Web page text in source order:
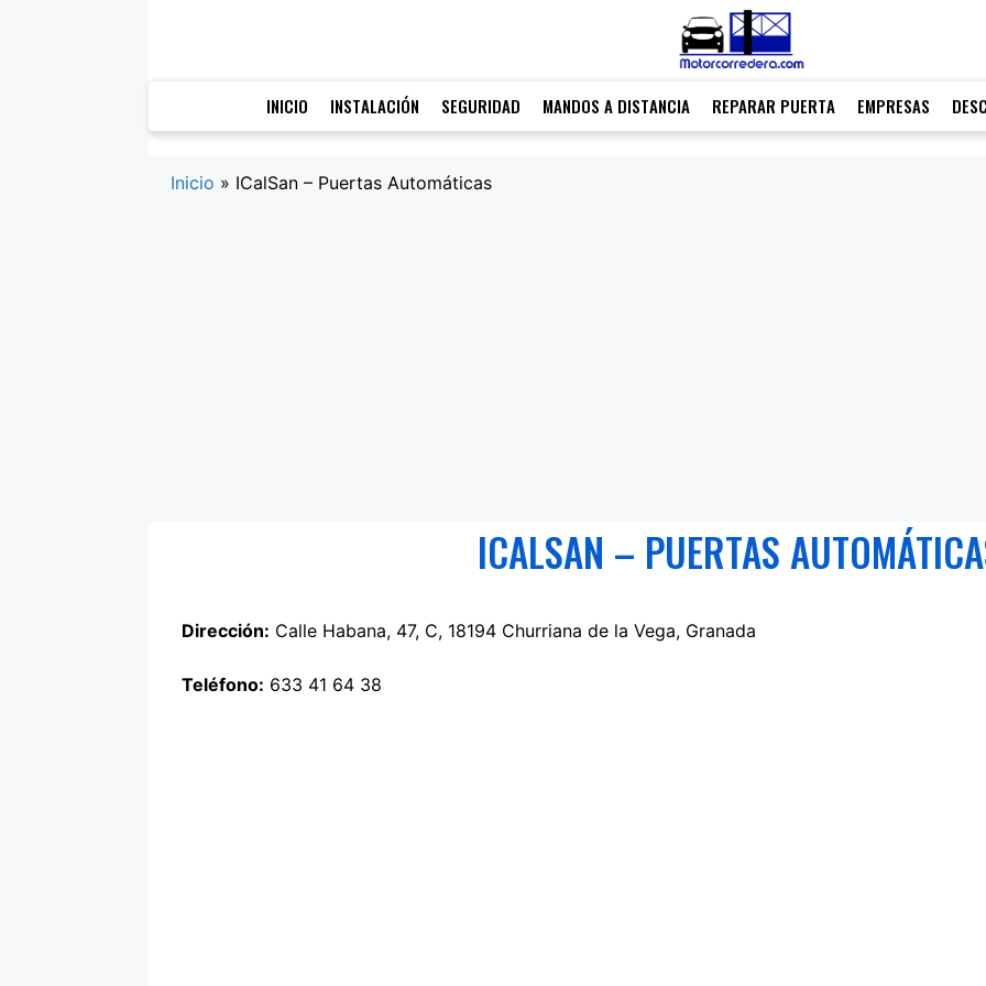
INICIO INSTALACIÓN SEGURIDAD MANDOS A DISTANCIA REPARAR PUERTA EMPRESAS
Inicio » ICalSan – Puertas Automáticas
ICALSAN – PUERTAS
Dirección: Calle Habana, 47, C, 18194 Churriana de la Vega, Granada
Teléfono: 633 41 64 38